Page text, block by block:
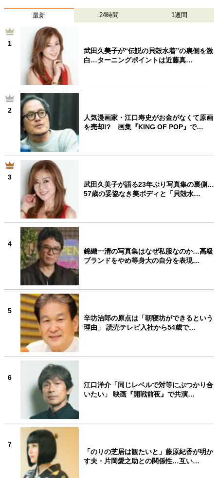
最新 24時間 1週間
1
武田久美子が“伝説の貝殻水着”の裏側を激
白…ターニングポイントは近藤真…
2
人気漫画家・江口寿史がお金がなくて原画
を売却!? 画集『KING OF POP』で…
3
武田久美子が語る23年ぶり写真集の裏側…
57歳の妥協なき美ボディと「貝殻水…
4
錦織一清の写真集はなぜ私服なのか…高級
ブランドをやめ等身大の自分を表現…
5
辛坊治郎の原点は「朝寝坊ができるという
理由」 読売テレビ入社から54歳で…
6
江口洋介「同じレベルで対等にぶつかり合
いたい」 映画『開戦前夜』で共演…
7
「のりの芝居は観たいと」藤原紀香が明か
す夫・片岡愛之助との関係性…互い…